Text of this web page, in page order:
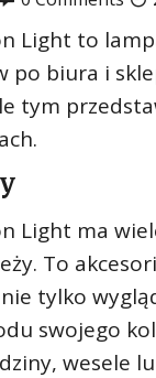
Light to
po biura i
tym
Light ma
To
tylko
swojego
wesele